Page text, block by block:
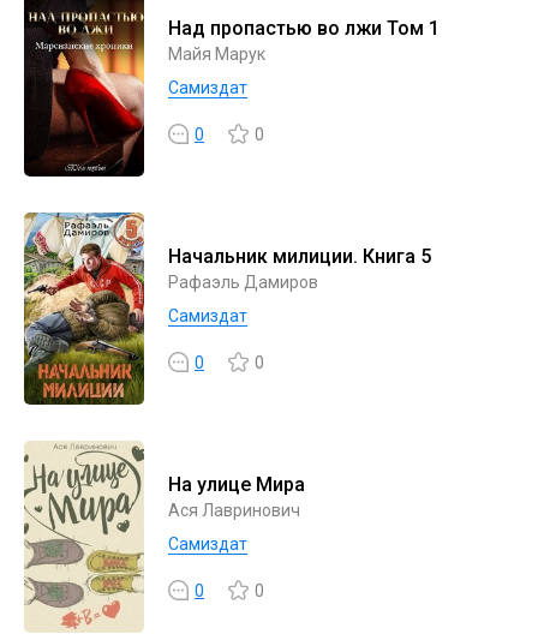
Над пропастью во лжи Том 1
Майя Марук
Самиздат
0 0
Начальник милиции. Книга 5
Рафаэль Дамиров
Самиздат
0 0
На улице Мира
Ася Лавринович
Самиздат
0 0